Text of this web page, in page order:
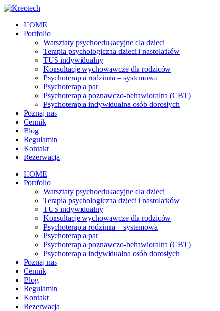
HOME
Portfolio
Warsztaty psychoedukacyjne dla dzieci
Terapia psychologiczna dzieci i nastolatków
TUS indywidualny
Konsultacje wychowawcze dla rodziców
Psychoterapia rodzinna – systemowa
Psychoterapia par
Psychoterapia poznawczo-behawioralna (CBT)
Psychoterapia indywidualna osób dorosłych
Poznaj nas
Cennik
Blog
Regulamin
Kontakt
Rezerwacja
HOME
Portfolio
Warsztaty psychoedukacyjne dla dzieci
Terapia psychologiczna dzieci i nastolatków
TUS indywidualny
Konsultacje wychowawcze dla rodziców
Psychoterapia rodzinna – systemowa
Psychoterapia par
Psychoterapia poznawczo-behawioralna (CBT)
Psychoterapia indywidualna osób dorosłych
Poznaj nas
Cennik
Blog
Regulamin
Kontakt
Rezerwacja